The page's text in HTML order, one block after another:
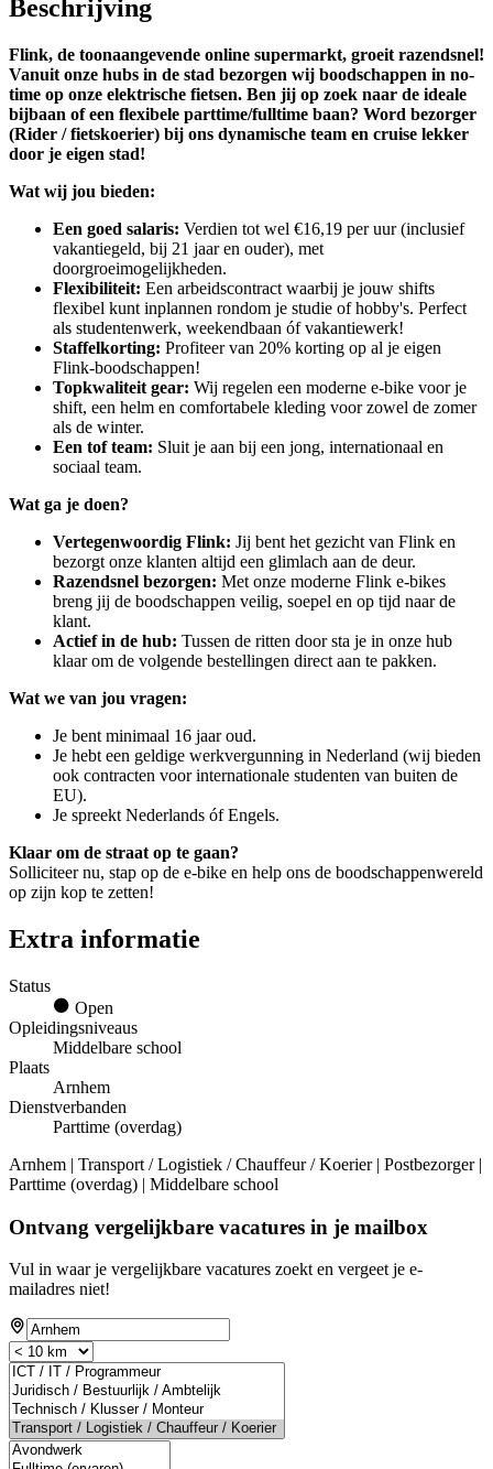
Beschrijving
Flink, de toonaangevende online supermarkt, groeit razendsnel!
Vanuit onze hubs in de stad bezorgen wij boodschappen in no-
time op onze elektrische fietsen. Ben jij op zoek naar de ideale
bijbaan of een flexibele parttime/fulltime baan? Word bezorger
(Rider / fietskoerier) bij ons dynamische team en cruise lekker
door je eigen stad!
Wat wij jou bieden:
Een goed salaris: Verdien tot wel €16,19 per uur (inclusief
vakantiegeld, bij 21 jaar en ouder), met
doorgroeimogelijkheden.
Flexibiliteit: Een arbeidscontract waarbij je jouw shifts
flexibel kunt inplannen rondom je studie of hobby's. Perfect
als studentenwerk, weekendbaan óf vakantiewerk!
Staffelkorting: Profiteer van 20% korting op al je eigen
Flink-boodschappen!
Topkwaliteit gear: Wij regelen een moderne e-bike voor je
shift, een helm en comfortabele kleding voor zowel de zomer
als de winter.
Een tof team: Sluit je aan bij een jong, internationaal en
sociaal team.
Wat ga je doen?
Vertegenwoordig Flink: Jij bent het gezicht van Flink en
bezorgt onze klanten altijd een glimlach aan de deur.
Razendsnel bezorgen: Met onze moderne Flink e-bikes
breng jij de boodschappen veilig, soepel en op tijd naar de
klant.
Actief in de hub: Tussen de ritten door sta je in onze hub
klaar om de volgende bestellingen direct aan te pakken.
Wat we van jou vragen:
Je bent minimaal 16 jaar oud.
Je hebt een geldige werkvergunning in Nederland (wij bieden
ook contracten voor internationale studenten van buiten de
EU).
Je spreekt Nederlands óf Engels.
Klaar om de straat op te gaan?
Solliciteer nu, stap op de e-bike en help ons de boodschappenwereld
op zijn kop te zetten!
Extra informatie
Status
Open
Opleidingsniveaus
Middelbare school
Plaats
Arnhem
Dienstverbanden
Parttime (overdag)
Arnhem | Transport / Logistiek / Chauffeur / Koerier | Postbezorger |
Parttime (overdag) | Middelbare school
Ontvang vergelijkbare vacatures in je mailbox
Vul in waar je vergelijkbare vacatures zoekt en vergeet je e-
mailadres niet!